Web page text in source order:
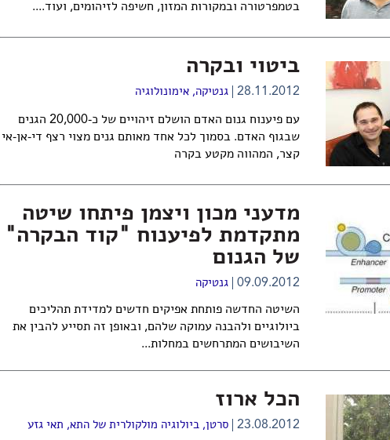
בטמפרטורה ובמקורות המזון, חשיפה לזיהומים, ועוד....
ביטוי ובקרה
28.11.2012 גנטיקה,אימונולוגיה
עם פיענוח גנום האדם הושלם זיהויים של כ-20,000 הגנים
שבגוף האדם. בסמוך לכל אחד מאותם גנים מצוי רצף די-אן-אי
קצר, המהווה מקטע בקרה
מדעני מכון ויצמן פיתחו שיטה
מתקדמת לפיענוח "קוד הבקרה"
של הגנום
09.09.2012 גנטיקה
השיטה החדשה פותחת אפיקים חדשים למדידת תהליכים
ביולוגיים ולהבנה עמוקה שלהם, ובאופן זה תסייע להבין את
השיבושים המתרחשים במחלות...
הכל ארוז
23.08.2012 סרטן,ביולוגיה מולקולרית של התא, תאי גזע